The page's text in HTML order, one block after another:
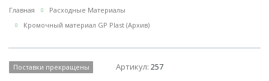
Главная
Расходные Материалы
Кромочный материал GP Plast (Архив)
Поставки прекращены Артикул:257